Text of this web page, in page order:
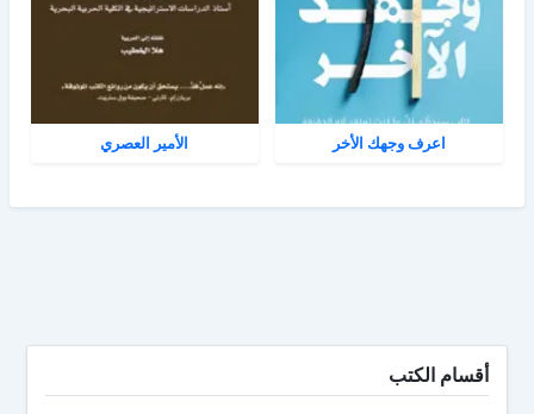
اعرف وجهك الأخر الأمير العصري
أقسام الكتب